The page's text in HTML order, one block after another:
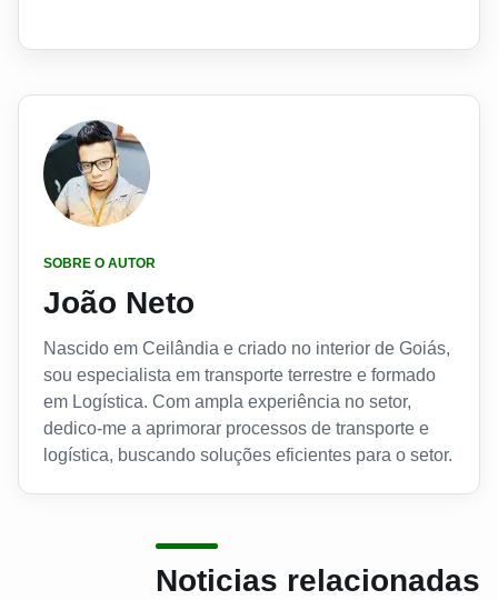
SOBRE O AUTOR
João Neto
Nascido em Ceilândia e criado no interior de Goiás,
sou especialista em transporte terrestre e formado
em Logística. Com ampla experiência no setor,
dedico-me a aprimorar processos de transporte e
logística, buscando soluções eficientes para o setor.
Noticias relacionadas